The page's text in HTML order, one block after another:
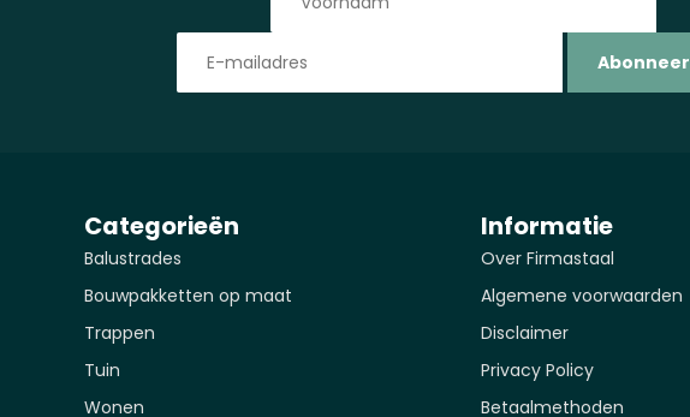
Abonneer
Categorieën
Balustrades
Bouwpakketten op maat
Trappen
Tuin
Wonen
Informatie
Over Firmastaal
Algemene voorwaarden
Disclaimer
Privacy Policy
Betaalmethoden